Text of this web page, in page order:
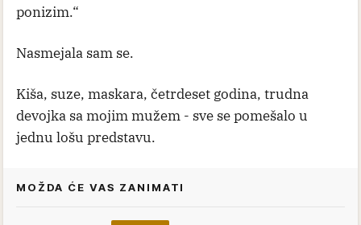
ponizim.“
Nasmejala sam se.
Kiša, suze, maskara, četrdeset godina, trudna
devojka sa mojim mužem - sve se pomešalo u
jednu lošu predstavu.
MOŽDA ĆE VAS ZANIMATI